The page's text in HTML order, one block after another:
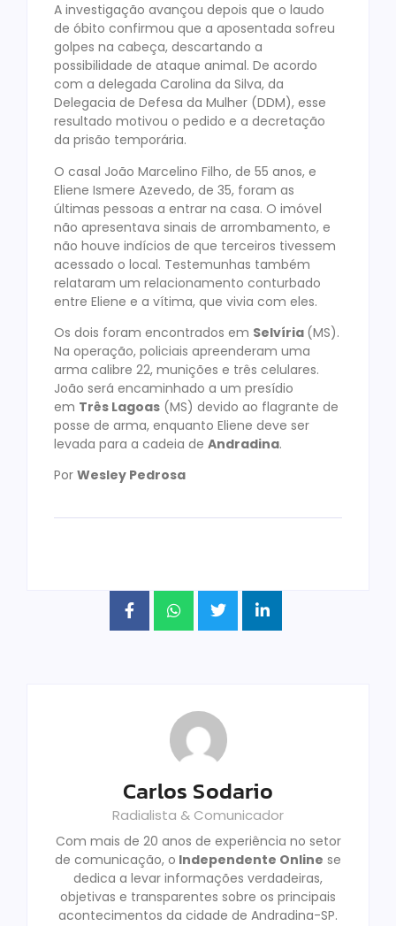
A investigação avançou depois que o laudo
de óbito confirmou que a aposentada sofreu
golpes na cabeça, descartando a
possibilidade de ataque animal. De acordo
com a delegada Carolina da Silva, da
Delegacia de Defesa da Mulher (DDM), esse
resultado motivou o pedido e a decretação
da prisão temporária.
O casal João Marcelino Filho, de 55 anos, e
Eliene Ismere Azevedo, de 35, foram as
últimas pessoas a entrar na casa. O imóvel
não apresentava sinais de arrombamento, e
não houve indícios de que terceiros tivessem
acessado o local. Testemunhas também
relataram um relacionamento conturbado
entre Eliene e a vítima, que vivia com eles.
Os dois foram encontrados em Selvíria (MS).
Na operação, policiais apreenderam uma
arma calibre 22, munições e três celulares.
João será encaminhado a um presídio
em Três Lagoas (MS) devido ao flagrante de
posse de arma, enquanto Eliene deve ser
levada para a cadeia de Andradina.
Por Wesley Pedrosa
Carlos Sodario
Radialista & Comunicador
Com mais de 20 anos de experiência no setor
de comunicação, o Independente Online se
dedica a levar informações verdadeiras,
objetivas e transparentes sobre os principais
acontecimentos da cidade de Andradina-SP.